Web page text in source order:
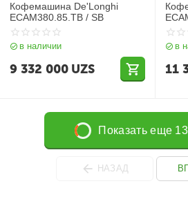
Кофемашина De'Longhi
ECAM380.85.TB / SB
в наличии
9 332 000 UZS
в
11
Показать еще
НАЗАД